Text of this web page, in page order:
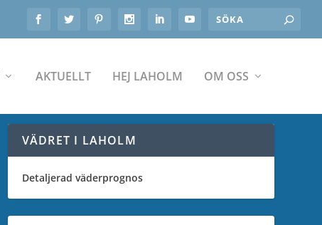
AKTUELLT HEJ LAHOLM OM OSS
VÄDRET I LAHOLM
Detaljerad väderprognos